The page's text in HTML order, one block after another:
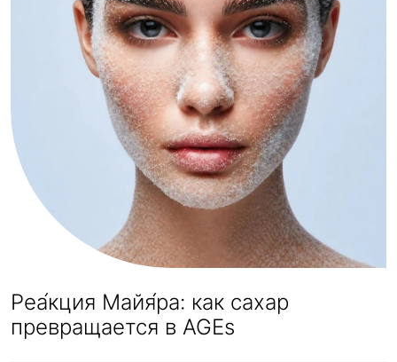
Реа́кция Майя́ра: как сахар
превращается в AGEs